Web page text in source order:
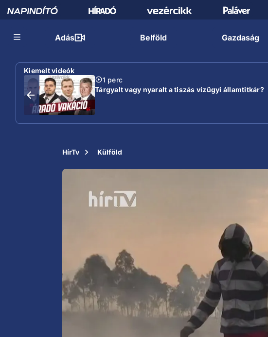
Adás Belföld Gazdaság
Kiemelt videók
1 perc
Tárgyalt vagy nyaralt a tiszás vízügyi államtitkár?
HírTv Külföld